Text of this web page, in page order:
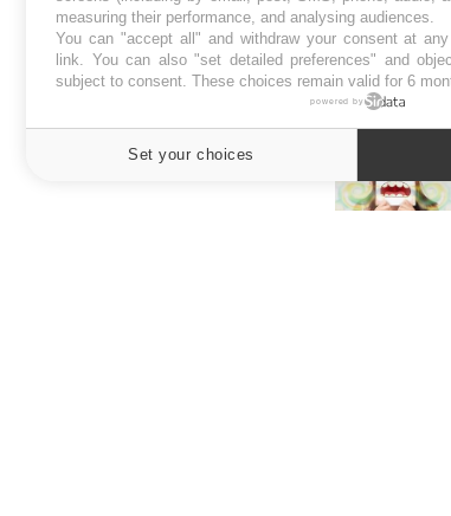
SYMPTÔMES
measuring their performance, and analysing audiences.
You can "accept all" and withdraw your consent at
link. You can also "set detailed preferences" and
subject to consent. These choices remain valid for 6
powered by
Set your choices